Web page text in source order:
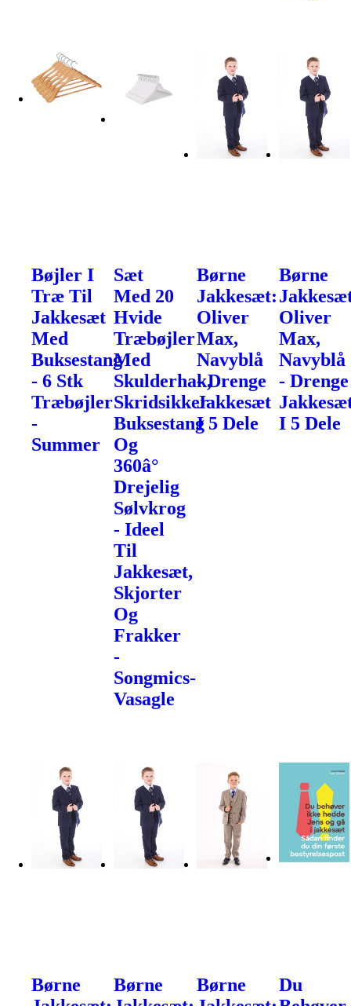
Bøjler I
Træ Til
Jakkesæt
Med
Buksestang
- 6 Stk
Træbøjler
-
Summer
Sæt
Med 20
Hvide
Træbøjler
Med
Skulderhak,
Skridsikker
Buksestang
Og
360â°
Drejelig
Sølvkrog
- Ideel
Til
Jakkesæt,
Skjorter
Og
Frakker
-
Songmics-
Vasagle
Børne
Jakkesæt:
Oliver
Max,
Navyblå
- Drenge
Jakkesæt
I 5 Dele
Børne
Oliver
Max,
Navyblå
- Drenge
I 5 Dele
Børne
Børne
Børne
Du